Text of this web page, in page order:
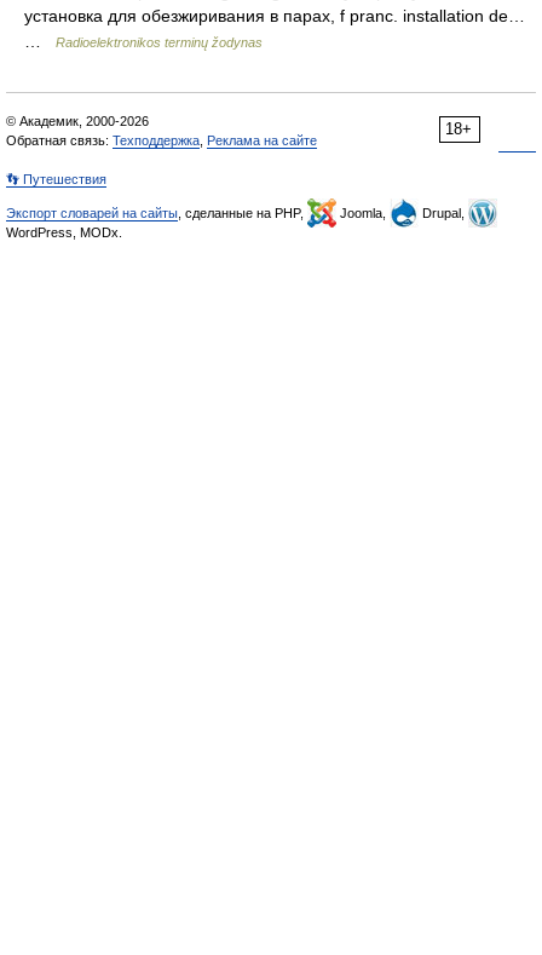
установка для обезжиривания в парах, f pranc. installation de…
Radioelektronikos terminų žodynas
18+
© Академик, 2000-2026
Обратная связь: Техподдержка Реклама на сайте
👣 Путешествия
Экспорт словарей на сайты , сделанные на PHP, Joomla,
Drupal,
WordPress, MODx.